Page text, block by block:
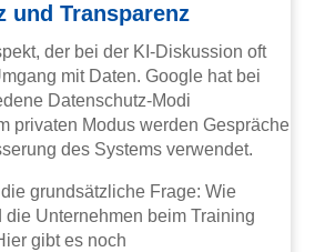
und Transparenz
der bei der KI-Diskussion oft
mit Daten. Google hat bei
Datenschutz-Modi
privaten Modus werden Gespräche
des Systems verwendet.
grundsätzliche Frage: Wie
die Unternehmen beim Training
gibt es noch